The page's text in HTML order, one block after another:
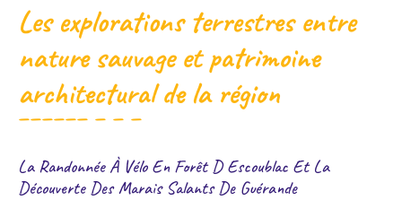
Les explorations terrestres entre
nature sauvage et patrimoine
architectural de la région
La Randonnée À Vélo En Forêt D Escoublac Et La
Découverte Des Marais Salants De Guérande